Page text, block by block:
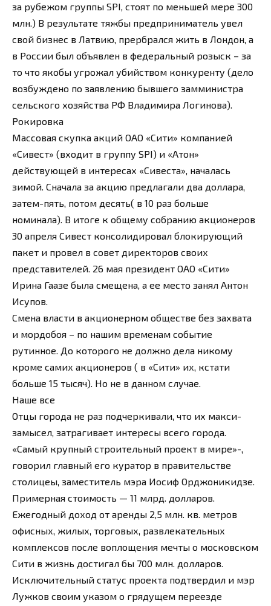
за рубежом группы SPI, стоят по меньшей мере 300
млн.) В результате тяжбы предприниматель увел
свой бизнес в Латвию, прербрался жить в Лондон, а
в России был объявлен в федеральный розыск – за
то что якобы угрожал убийством конкуренту (дело
возбуждено по заявлению бывшего замминистра
сельского хозяйства РФ Владимира Логинова).
Рокировка
Массовая скупка акций ОАО «Сити» компанией
«Сивест» (входит в группу SPI) и «Атон»
действующей в интересах «Сивеста», началась
зимой. Сначала за акцию предлагали два доллара,
затем-пять, потом десять( в 10 раз больше
номинала). В итоге к общему собранию акционеров
30 апреля Сивест консолидировал блокирующий
пакет и провел в совет директоров своих
представителей. 26 мая президент ОАО «Сити»
Ирина Гаазе была смещена, а ее место занял Антон
Исупов.
Смена власти в акционерном обществе без захвата
и мордобоя – по нашим временам событие
рутинное. До которого не должно дела никому
кроме самих акционеров ( в «Сити» их, кстати
больше 15 тысяч). Но не в данном случае.
Наше все
Отцы города не раз подчеркивали, что их макси-
замысел, затрагивает интересы всего города.
«Самый крупный строительный проект в мире»-,
говорил главный его куратор в правительстве
столицеы, заместитель мэра Иосиф Орджоникидзе.
Примерная стоимость — 11 млрд. долларов.
Ежегодный доход от аренды 2,5 млн. кв. метров
офисных, жилых, торговых, развлекательных
комплексов после воплощения мечты о московском
Сити в жизнь достигал бы 700 млн. долларов.
Исключительный статус проекта подтвердил и мэр
Лужков своим указом о грядущем переезде